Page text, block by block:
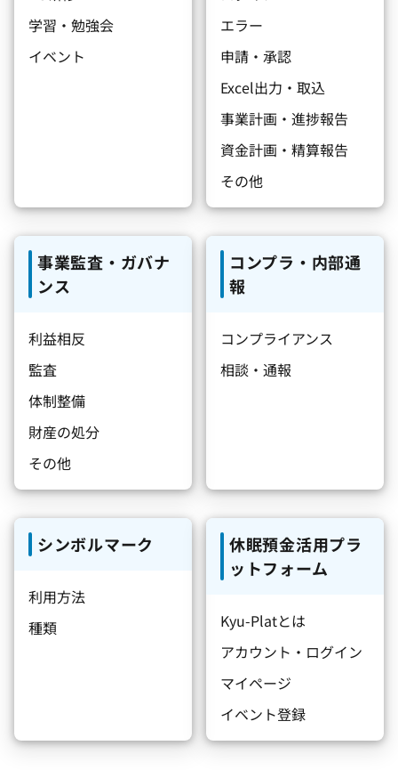
学習・勉強会
イベント
エラー
申請・承認
Excel出力・取込
事業計画・進捗報告
資金計画・精算報告
その他
事業監査・ガバナ
ンス
利益相反
監査
体制整備
財産の処分
その他
コンプラ・内部通
報
コンプライアンス
相談・通報
シンボルマーク
利用方法
種類
休眠預金活用プラ
ットフォーム
Kyu-Platとは
アカウント・ログイン
マイページ
イベント登録